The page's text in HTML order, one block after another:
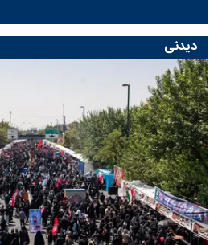
دیدنی